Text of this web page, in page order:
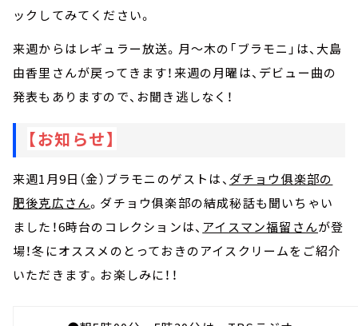
ックしてみてください。
来週からはレギュラー放送。月～木の「ブラモニ」は、大島
由香里さんが戻ってきます！来週の月曜は、デビュー曲の
発表もありますので、お聞き逃しなく！
【お知らせ】
来週1月9日（金）ブラモニのゲストは、 ダチョウ俱楽部の
肥後克広さん。ダチョウ俱楽部の結成秘話も聞いちゃい
ました！6時台のコレクションは、 アイスマン福留さんが登
場！冬にオススメのとっておきのアイスクリームをご紹介
いただきます。お楽しみに！！